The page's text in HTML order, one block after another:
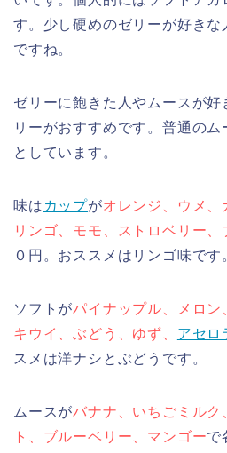
す。少し硬めのゼリーが好きな
ですね。
ゼリーに飽きた人やムースが好
リーがおすすめです。普通の
としています。
味は カップがオレンジ、ウメ、
リンゴ、モモ、ストロベリー、
０円。おススメはリンゴ味です
ソフトがパイナップル、メロン
キウイ、ぶどう、ゆず、 アセロ
スメは洋ナシとぶどうです。
ムースがバナナ、いちごミル
ト、ブルーベリー、マンゴーで